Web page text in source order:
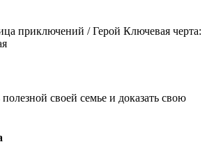
приключений / Герой Ключевая черта:
своей семье и доказать свою